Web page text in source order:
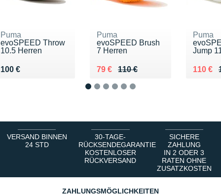
Puma
evoSPEED Throw
10.5 Herren
100 €
Vendu 100 €
Puma
evoSPEED Brush
7 Herren
110 €
Au lieu de 110 €
79 €
Vendu 79 €
Puma
Jump
Au lieu
110 €
Vendu
VERSAND BINNEN
24 STD
30-TAGE-
RÜCKSENDEGARANTIE
KOSTENLOSER
RÜCKVERSAND
SICHERE
ZAHLUNG
IN 2 ODER 3
RATEN OHNE
ZUSATZKOSTEN
ZAHLUNGSMÖGLICHKEITEN